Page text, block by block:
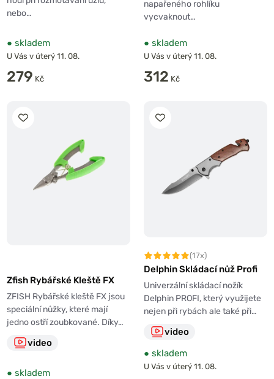
nebo…
● skladem
U Vás v úterý 11. 08.
279 Kč
napařeného rohlíku
vycvaknout…
● skladem
U Vás v úterý 11. 08.
312 Kč
Zfish Rybářské Kleště FX
ZFISH Rybářské kleště FX jsou
speciální nůžky, které mají
jedno ostří zoubkované. Díky…
video
● skladem
(17x)
Delphin Skládací nůž Profi
Univerzální skládací nožík
Delphin PROFI, který využijete
nejen při rybách ale také při…
video
● skladem
U Vás v úterý 11. 08.